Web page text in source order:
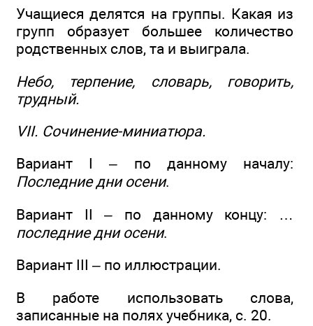
Учащиеся делятся на группы. Какая из
групп образует большее количество
родственных слов, та и выиграла.
Небо, терпение, словарь, говорить,
трудный.
VII. Сочинение-миниатюра.
Вариант I – по данному началу:
Последние дни осени.
Вариант II – по данному концу: …
последние дни осени.
Вариант III – по иллюстрации.
В работе использовать слова,
записанные на полях учебника, с. 20.